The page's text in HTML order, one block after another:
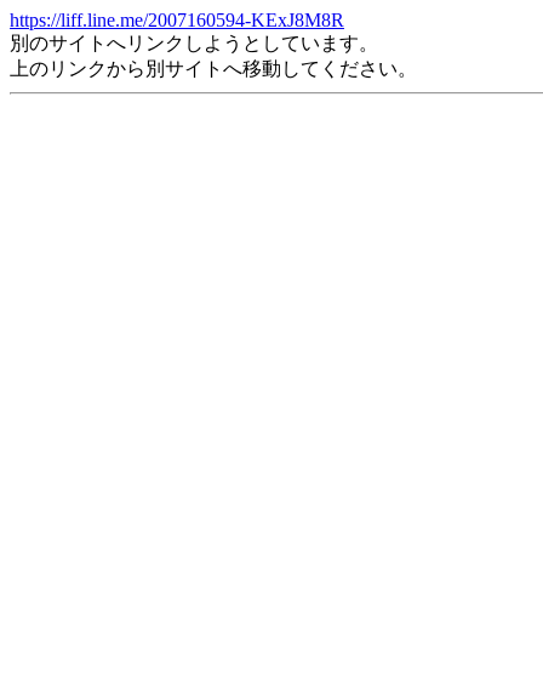
https://liff.line.me/2007160594-KExJ8M8R
別のサイトへリンクしようとしています。
上のリンクから別サイトへ移動してください。